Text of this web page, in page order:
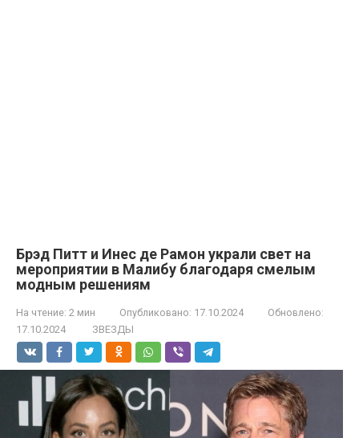
Брэд Питт и Инес де Рамон украли свет на
мероприятии в Малибу благодаря смелым
модным решениям
На чтение: 2 мин Опубликовано: 17.10.2024
Обновлено:
17.10.2024
ЗВЕЗДЫ